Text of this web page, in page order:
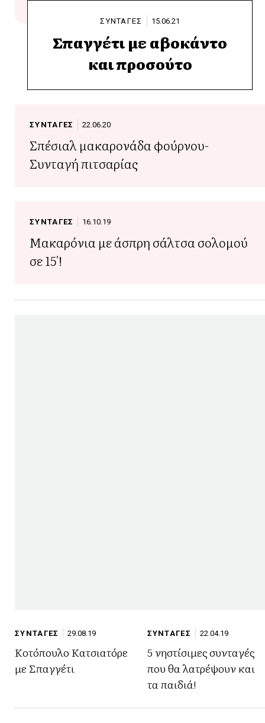
σπαγγετι
ΣΥΝΤΑΓΕΣ 15.06.21
Σπαγγέτι με αβοκάντο
και προσούτο
ΣΥΝΤΑΓΕΣ 22.06.20
Σπέσιαλ μακαρονάδα φούρνου-
Συνταγή πιτσαρίας
ΣΥΝΤΑΓΕΣ 16.10.19
Μακαρόνια με άσπρη σάλτσα σολομού
σε 15′!
ΣΥΝΤΑΓΕΣ 29.08.19
Κοτόπουλο Κατσιατόρε
με Σπαγγέτι
ΣΥΝΤΑΓΕΣ 22.04.19
5 νηστίσιμες συνταγές
που θα λατρέψουν και
τα παιδιά!